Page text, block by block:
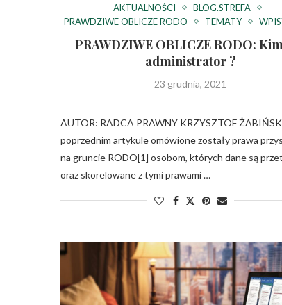
AKTUALNOŚCI
BLOG.STREFA
PRAWDZIWE OBLICZE RODO
TEMATY
PRAWDZIWE OBLICZE RODO:
administrator ?
23 grudnia, 2021
AUTOR: RADCA PRAWNY KRZYSZTOF
poprzednim artykule omówione zostały prawa
na gruncie RODO[1] osobom, których dane są
oraz skorelowane z tymi prawami …